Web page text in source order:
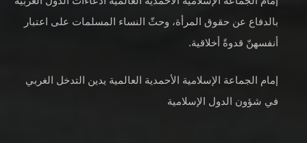
بالدفاع عن حقوق المرأة، وحثّ النساء المسلمات على اعتبار
أنفسهنّ قدوةً أخلاقية.
إمام الجماعة الإسلامية الأحمدية العالمية يدين التدخل الغربي
في شؤون الدول الإسلامية